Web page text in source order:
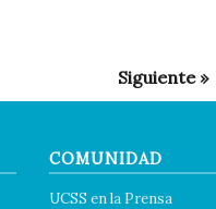
COMUNIDAD
UCSS en la Prensa